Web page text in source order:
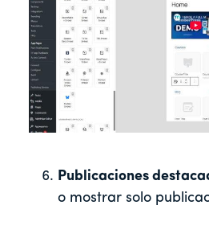
Publicaciones
o mostrar solo